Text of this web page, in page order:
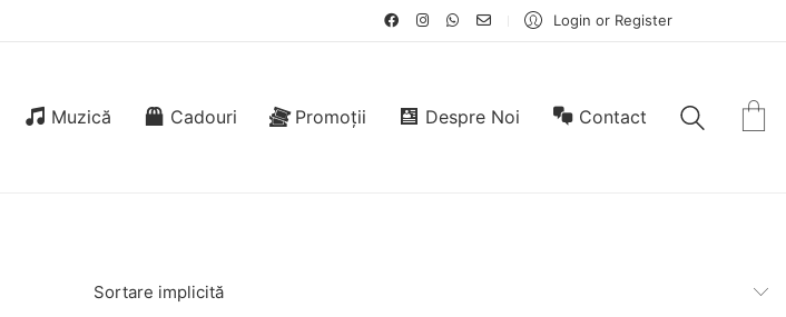
Login or Register
Muzică Cadouri Promoții Despre Noi Contact
Sortare implicită